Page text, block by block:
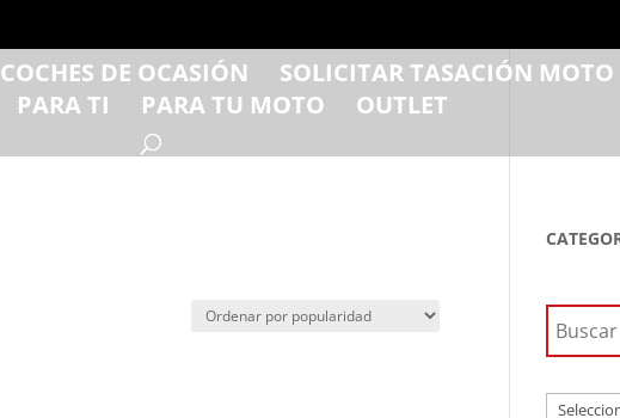
COCHES DE OCASIÓN SOLICITAR TASACIÓN MOTO
PARA TI PARA TU MOTO OUTLET